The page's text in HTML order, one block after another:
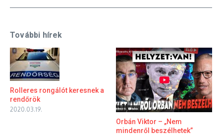
További hírek
Rolleres rongálót keresnek a
rendőrök
2020.03.19.
Orbán Viktor – „Nem
mindenről beszélhetek”